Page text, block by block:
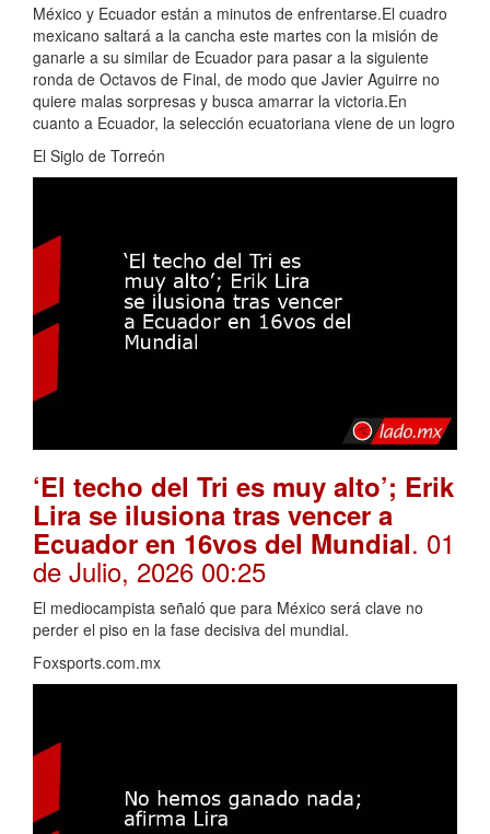
México y Ecuador están a minutos de enfrentarse.El cuadro
mexicano saltará a la cancha este martes con la misión de
ganarle a su similar de Ecuador para pasar a la siguiente
ronda de Octavos de Final, de modo que Javier Aguirre no
quiere malas sorpresas y busca amarrar la victoria.En
cuanto a Ecuador, la selección ecuatoriana viene de un logro
El Siglo de Torreón
‘El techo del Tri es muy alto’; Erik
Lira se ilusiona tras vencer a
Ecuador en 16vos del Mundial. 01
de Julio, 2026 00:25
El mediocampista señaló que para México será clave no
perder el piso en la fase decisiva del mundial.
Foxsports.com.mx